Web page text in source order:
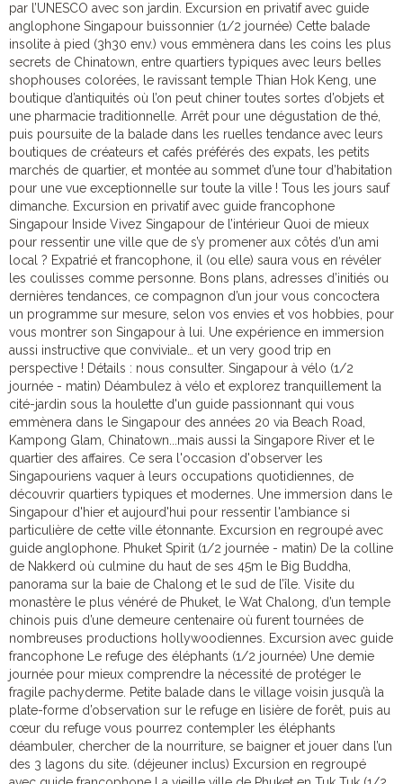
par l’UNESCO avec son jardin. Excursion en privatif avec guide
anglophone Singapour buissonnier (1/2 journée) Cette balade
insolite à pied (3h30 env.) vous emmènera dans les coins les plus
secrets de Chinatown, entre quartiers typiques avec leurs belles
shophouses colorées, le ravissant temple Thian Hok Keng, une
boutique d’antiquités où l’on peut chiner toutes sortes d’objets et
une pharmacie traditionnelle. Arrêt pour une dégustation de thé,
puis poursuite de la balade dans les ruelles tendance avec leurs
boutiques de créateurs et cafés préférés des expats, les petits
marchés de quartier, et montée au sommet d’une tour d’habitation
pour une vue exceptionnelle sur toute la ville ! Tous les jours sauf
dimanche. Excursion en privatif avec guide francophone
Singapour Inside Vivez Singapour de l’intérieur Quoi de mieux
pour ressentir une ville que de s’y promener aux côtés d’un ami
local ? Expatrié et francophone, il (ou elle) saura vous en révéler
les coulisses comme personne. Bons plans, adresses d’initiés ou
dernières tendances, ce compagnon d’un jour vous concoctera
un programme sur mesure, selon vos envies et vos hobbies, pour
vous montrer son Singapour à lui. Une expérience en immersion
aussi instructive que conviviale… et un very good trip en
perspective ! Détails : nous consulter. Singapour à vélo (1/2
journée - matin) Déambulez à vélo et explorez tranquillement la
cité-jardin sous la houlette d'un guide passionnant qui vous
emmènera dans le Singapour des années 20 via Beach Road,
Kampong Glam, Chinatown...mais aussi la Singapore River et le
quartier des affaires. Ce sera l'occasion d'observer les
Singapouriens vaquer à leurs occupations quotidiennes, de
découvrir quartiers typiques et modernes. Une immersion dans le
Singapour d'hier et aujourd'hui pour ressentir l'ambiance si
particulière de cette ville étonnante. Excursion en regroupé avec
guide anglophone. Phuket Spirit (1/2 journée - matin) De la colline
de Nakkerd où culmine du haut de ses 45m le Big Buddha,
panorama sur la baie de Chalong et le sud de l’île. Visite du
monastère le plus vénéré de Phuket, le Wat Chalong, d’un temple
chinois puis d’une demeure centenaire où furent tournées de
nombreuses productions hollywoodiennes. Excursion avec guide
francophone Le refuge des éléphants (1/2 journée) Une demie
journée pour mieux comprendre la nécessité de protéger le
fragile pachyderme. Petite balade dans le village voisin jusqu’à la
plate-forme d’observation sur le refuge en lisière de forêt, puis au
cœur du refuge vous pourrez contempler les éléphants
déambuler, chercher de la nourriture, se baigner et jouer dans l’un
des 3 lagons du site. (déjeuner inclus) Excursion en regroupé